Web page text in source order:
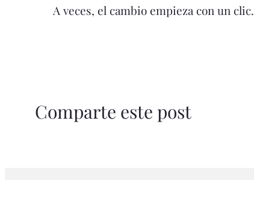
A veces, el cambio empieza con un clic.
Comparte este post